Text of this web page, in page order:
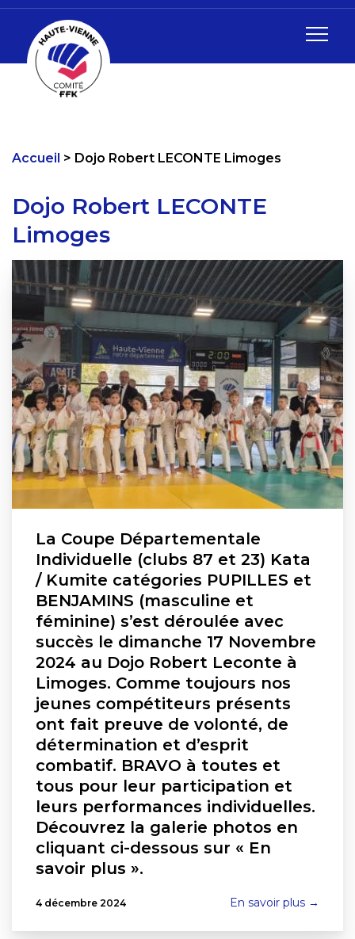
Accueil Dojo Robert LECONTE Limoges
Dojo Robert LECONTE
Limoges
La Coupe Départementale
Individuelle (clubs 87 et 23) Kata
/ Kumite catégories PUPILLES et
BENJAMINS (masculine et
féminine) s’est déroulée avec
succès le dimanche 17 Novembre
2024 au Dojo Robert Leconte à
Limoges. Comme toujours nos
jeunes compétiteurs présents
ont fait preuve de volonté, de
détermination et d’esprit
combatif. BRAVO à toutes et
tous pour leur participation et
leurs performances individuelles.
Découvrez la galerie photos en
cliquant ci-dessous sur « En
savoir plus ».
4 décembre 2024 En savoir plus →